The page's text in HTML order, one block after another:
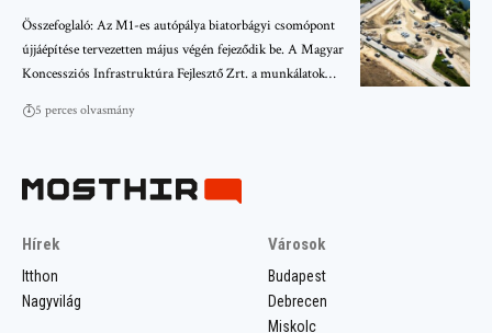
Összefoglaló: Az M1-es autópálya biatorbágyi csomópont
újjáépítése tervezetten május végén fejeződik be. A Magyar
Koncessziós Infrastruktúra Fejlesztő Zrt. a munkálatok…
5 perces olvasmány
Hírek
Itthon
Nagyvilág
Városok
Budapest
Debrecen
Miskolc